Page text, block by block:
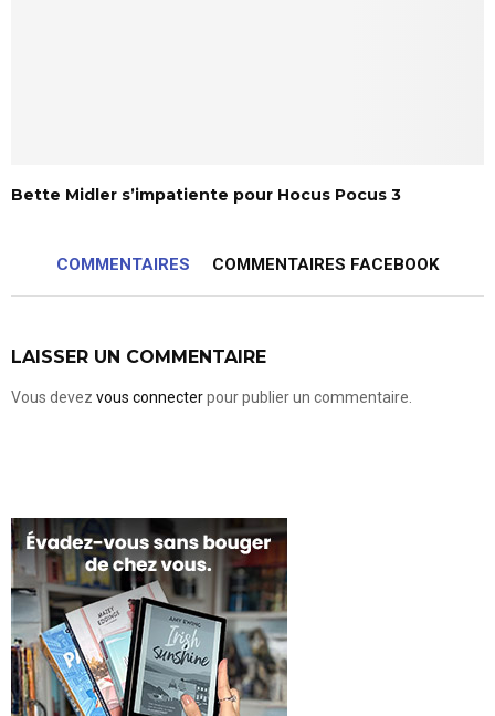
Bette Midler s’impatiente pour Hocus Pocus 3
COMMENTAIRES COMMENTAIRES FACEBOOK
LAISSER UN COMMENTAIRE
Vous devez vous connecterpour publier un commentaire.